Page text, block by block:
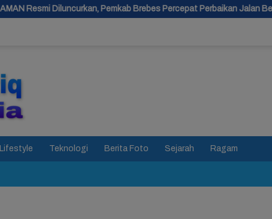
Pemkab Brebes Percepat Perbaikan Jalan Berbasis Aduan Masyarakat
Lifestyle Teknologi Berita Foto Sejarah Ragam